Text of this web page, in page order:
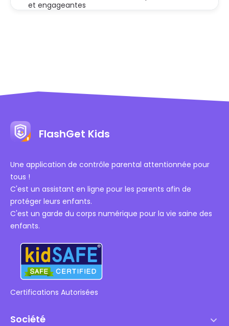
et engageantes
FlashGet Kids
Une application de contrôle parental attentionnée pour
tous !
C'est un assistant en ligne pour les parents afin de
protéger leurs enfants.
C'est un garde du corps numérique pour la vie saine des
enfants.
Certifications Autorisées
Société